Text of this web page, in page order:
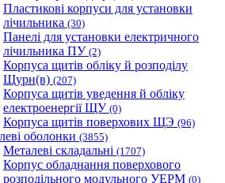
Пластикові корпуси для установки
лічильника (30)
Панелі для установки електричного
лічильника ПУ (2)
Корпуса щитів обліку й розподілу
Щурн(в) (207)
Корпуса щитів уведення й обліку
електроенергії ЩУ (0)
Корпуса щитів поверхових ЩЭ (96)
оболонки (3855)
Металеві складальні (1707)
Корпус обладнання поверхового
розподільного модульного УЕРМ (0)